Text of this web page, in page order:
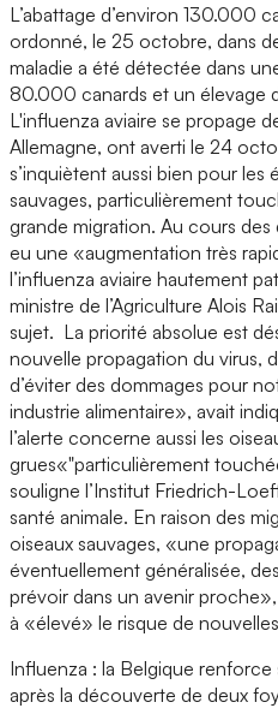
L’abattage d’environ 130.000
ordonné, le 25 octobre, dans
maladie a été détectée dans
80.000 canards et un élevage
L'influenza aviaire se propage
Allemagne, ont averti le 24
s’inquiètent aussi bien pour les
sauvages, particulièrement
grande migration. Au cours des
eu une «augmentation très
l’influenza aviaire hautement
ministre de l’Agriculture Alois
sujet. La priorité absolue est
nouvelle propagation du virus,
d’éviter des dommages pour
industrie alimentaire», avait
l’alerte concerne aussi les
grues«"particulièrement
souligne l’Institut Friedrich-
santé animale. En raison des
oiseaux sauvages, «une
éventuellement généralisée,
prévoir dans un avenir
à «élevé» le risque de
Influenza : la Belgique
après la découverte de deux